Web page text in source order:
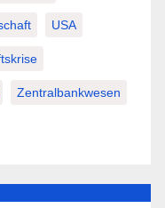
USA
Zentralbankwesen